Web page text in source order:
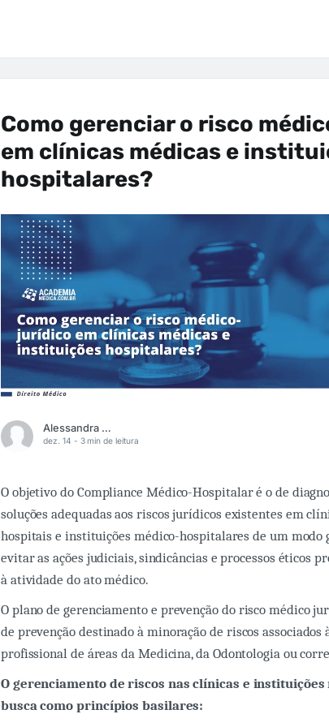
Como gerenciar o risco
em clínicas médicas e
hospitalares?
Alessandra Vianna
dez. 14 - 3 min de leitura
O objetivo do Compliance Médico-Hospitalar é o de
soluções adequadas aos riscos jurídicos existentes em
hospitais e instituições médico-hospitalares de um modo
evitar as ações judiciais, sindicâncias e processos éticos
à atividade do ato médico.
O plano de gerenciamento e prevenção do risco médico
de prevenção destinado à minoração de riscos associados
profissional de áreas da Medicina, da Odontologia ou
O gerenciamento de riscos nas clínicas e
busca como princípios basilares: